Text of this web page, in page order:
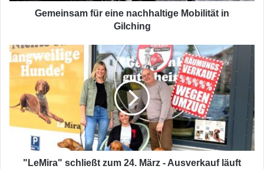
Gemeinsam für eine nachhaltige Mobilität in
Gilching
"LeMira"
schließt
zum
24.
März
Ausverkauf
vollen"LeMira" schließt zum 24. März - Ausverkauf läuft